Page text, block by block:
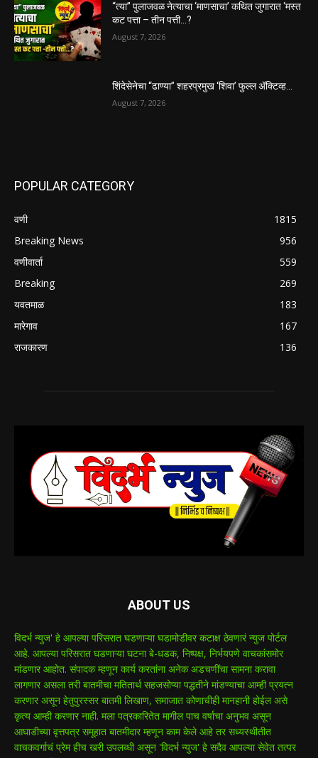
“त्या” पुलाजवळ नेत्याचा ‘माणसाचा’ कथित जुगारात ‘मस्त
कट पत्ता – तीन पत्ती…?
August 7, 2026
शिंदेसेनेचा “ढाण्या” शहरप्रमुख ‘शिवा’ फुल्ल ॲक्टिव्ह…
August 7, 2026
POPULAR CATEGORY
वणी
1815
Breaking News
956
वणीवार्ता
559
Breaking
269
यवतमाळ
183
मारेगाव
167
राजकारण
136
ABOUT US
विदर्भ न्युज' हे आपल्या परिसरात घडणाऱ्या घडामोडीवर कटाक्ष ठेवणारं न्युज पोर्टल
आहे. आपल्या परिसरात घडणाऱ्या घटना बे-धडक, निष्पक्ष, निर्भयपणे वाचकांसमोर
मांडणार आहोत. संपादक म्हणून कार्य करतांना अनेक अडचणींचा सामना करावा
लागणार असला तरी बातमीचा मतितार्थ सहजसोप्या पद्धतीने मांडण्याचा आम्ही प्रयत्न
करणार असून हेतुपुरस्सर बातमी लिखाण, समाजात कोणाचीही मानहानी होईल असे
कृत्य आम्ही करणार नाही. मला पत्रकारितेत मागील पाच वर्षाचा अनुभव असून
आघाडीच्या वृत्तपत्र समूहात बातमीदार म्हणून काम केले आहे तर सध्यस्थीतीत
वाचकवर्गाचं प्रेम हीच खरी उपलब्धी असून 'विदर्भ न्युज' हे सदैव आपल्या सेवेत तत्पर